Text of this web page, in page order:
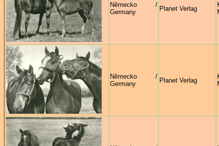
Německo /
Germany
Planet Verlag
Německo /
Germany
Planet Verlag